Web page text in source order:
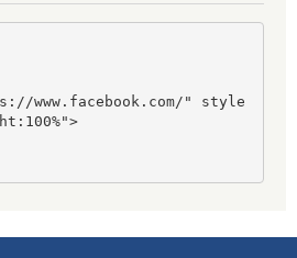
www.facebook.com/" style